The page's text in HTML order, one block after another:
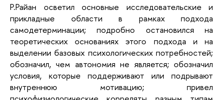
Р.Райан осветил основные исследовательские и
прикладные области в рамках подхода
самодетерминации; подробно остановился на
теоретических основаниях этого подхода и на
выделении базовых психологических потребностей;
обозначил, чем автономия не является; обозначил
условия, которые поддерживают или подрывают
внутреннюю мотивацию; привел